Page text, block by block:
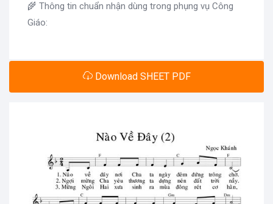
🌾 Thông tin chuẩn nhận dùng trong phụng vụ Công
Giáo:
Download SHEET PDF